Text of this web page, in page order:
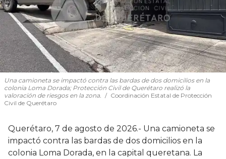
Una camioneta se impactó contra las bardas de dos domicilios en la
colonia Loma Dorada; Protección Civil de Querétaro realizó la
valoración de riesgos en la zona.
Coordinación Estatal de Protección
Civil de Querétaro
Querétaro, 7 de agosto de 2026.- Una camioneta se
impactó contra las bardas de dos domicilios en la
colonia Loma Dorada, en la capital queretana. La